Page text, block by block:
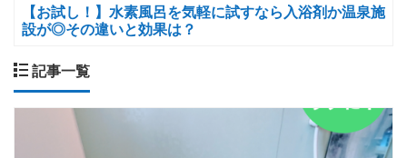
【お試し！】水素風呂を気軽に試すなら入浴剤か温泉施
設が◎その違いと効果は？
記事一覧